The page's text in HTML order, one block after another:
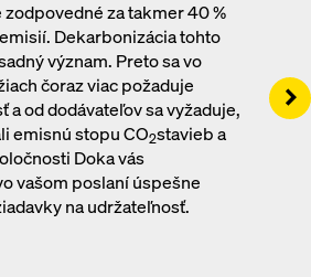
za takmer 40 %
Dekarbonizácia tohto
význam. Preto sa vo
čoraz viac požaduje
a od dodávateľov sa vyžaduje,
emisnú stopu CO2stavieb a
Doka vás
vašom poslaní úspešne
na udržateľnosť.